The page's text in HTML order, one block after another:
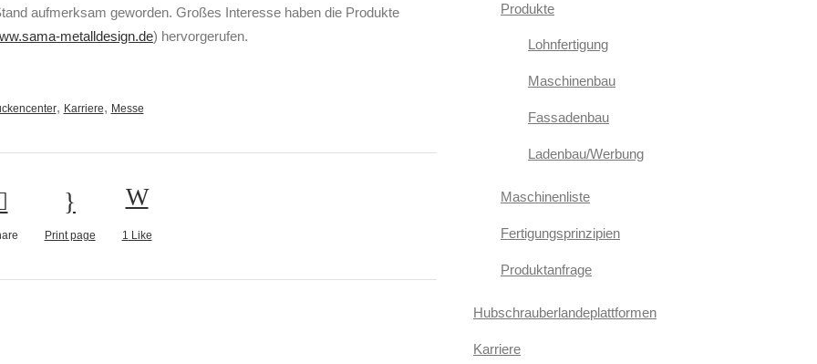
aufmerksam geworden. Großes Interesse haben die Produkte
metalldesign.de) hervorgerufen.
, Karriere, Messe
Print page 1 Like
Produkte
Lohnfertigung
Maschinenbau
Fassadenbau
Ladenbau/Werbung
Maschinenliste
Fertigungsprinzipien
Produktanfrage
Hubschrauberlandeplattformen
Karriere